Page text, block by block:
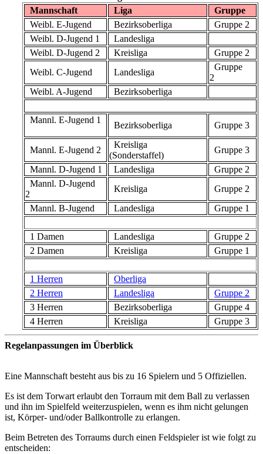
Mannschaft
Liga
Gruppe
Weibl. E-Jugend
Bezirksoberliga
Gruppe 2
Weibl. D-Jugend 1
Landesliga
Weibl. D-Jugend 2
Kreisliga
Gruppe 2
Weibl. C-Jugend
Landesliga
Gruppe
2
Weibl. A-Jugend
Bezirksoberliga
Mannl. E-Jugend 1
Bezirksoberliga Gruppe 3
Mannl. E-Jugend 2
Kreisliga
(Sonderstaffel)
Gruppe 3
Mannl. D-Jugend 1
Landesliga
Gruppe 2
Mannl. D-Jugend
2
Kreisliga
Gruppe 2
Mannl. B-Jugend
Landesliga Gruppe 1
1 Damen Landesliga
Gruppe 2
2 Damen
Kreisliga Gruppe 1
1 Herren
Oberliga
2 Herren
Landesliga
Gruppe 2
3 Herren
Bezirksoberliga
Gruppe 4
4 Herren
Kreisliga Gruppe 3
Regelanpassungen im Überblick
Eine Mannschaft besteht aus bis zu 16 Spielern und 5 Offiziellen.
Es ist dem Torwart erlaubt den Torraum mit dem Ball zu verlassen
und ihn im Spielfeld weiterzuspielen, wenn es ihm nicht gelungen
ist, Körper- und/oder Ballkontrolle zu erlangen.
Beim Betreten des Torraums durch einen Feldspieler ist wie folgt zu
entscheiden: